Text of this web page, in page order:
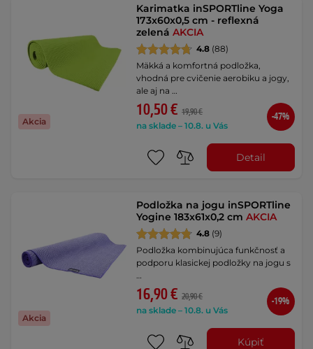
Akcia
Karimatka inSPORTline Yoga
173x60x0,5 cm - reflexná
zelenáAKCIA
4.8 (88)
Mäkká a komfortná podložka,
vhodná pre cvičenie aerobiku a jogy,
ale aj na …
10,50 € 19,90 €
na sklade – 10.8. u Vás
-47%
Detail
Akcia
Podložka na jogu inSPORTline
Yogine 183x61x0,2 cmAKCIA
4.8 (9)
Podložka kombinujúca funkčnosť a
podporu klasickej podložky na jogu s
…
16,90 € 20,90 €
na sklade – 10.8. u Vás
-19%
Kúpiť